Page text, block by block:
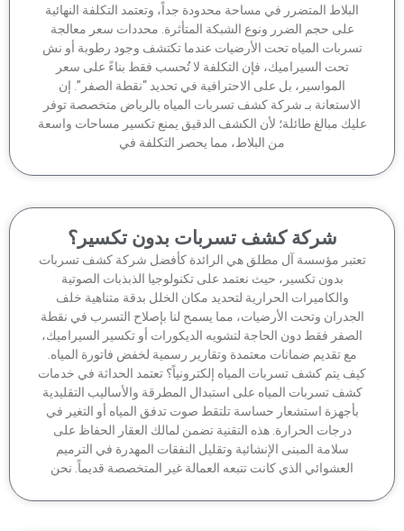
البلاط المتضرر في مساحة محدودة جداً، وتعتمد التكلفة النهائية
على حجم الضرر ونوع الشبكة المتأثرة. محددات سعر معالجة
المياه تحت الأرضيات عندما تكتشف وجود رطوبة أو نش
تحت السيراميك، فإن التكلفة لا تُحسب فقط بناءً على سعر
المواسير، بل على الاحترافية في تحديد “نقطة الصفر”. إن
بـ شركة كشف تسربات المياه بالرياض متخصصة توفر
مبالغ طائلة؛ لأن الكشف الدقيق يمنع تكسير مساحات واسعة
من البلاط، مما يحصر التكلفة في
شركة كشف تسربات بدون تكسير؟
مؤسسة آل مطلق هي الرائدة كأفضل شركة كشف تسربات
بدون تكسير، حيث نعتمد على تكنولوجيا الذبذبات الصوتية
والكاميرات الحرارية لتحديد مكان الخلل بدقة متناهية خلف
وتحت الأرضيات، مما يسمح لنا بإصلاح التسرب في نقطة
فقط دون الحاجة لتشويه الديكورات أو تكسير السيراميك،
مع تقديم ضمانات معتمدة وتقارير رسمية لخفض فاتورة المياه.
يتم كشف تسربات المياه إلكترونياً؟ تعتمد الحداثة في خدمات
تسربات المياه على استبدال المطرقة والأساليب التقليدية
بأجهزة استشعار حساسة تلتقط صوت تدفق المياه أو التغير في
درجات الحرارة. هذه التقنية تضمن لمالك العقار الحفاظ على
سلامة المبنى الإنشائية وتقليل النفقات المهدرة في الترميم
العشوائي الذي كانت تتبعه العمالة غير المتخصصة قديماً. نحن